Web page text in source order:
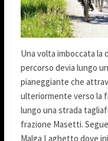
Una volta imboccata la
percorso devia lungo
pianeggiante che
ulteriormente verso la
lungo una strada
frazione Masetti.
Malga Laghetto dove